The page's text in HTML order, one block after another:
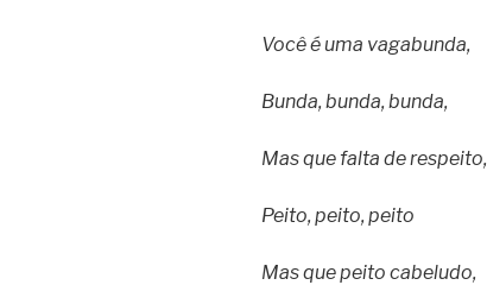
Você é uma vagabunda,
Bunda, bunda, bunda,
Mas que falta de respeito,
Peito, peito, peito
Mas que peito cabeludo,